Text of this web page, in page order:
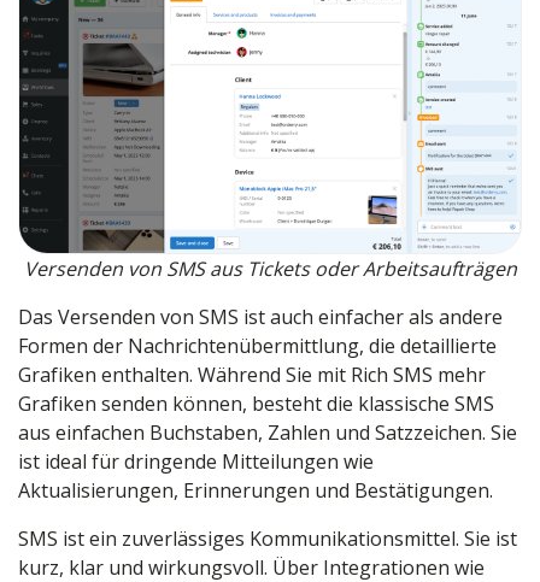
Versenden von SMS aus Tickets oder Arbeitsaufträgen
Das Versenden von SMS ist auch einfacher als andere
Formen der Nachrichtenübermittlung, die detaillierte
Grafiken enthalten. Während Sie mit Rich SMS mehr
Grafiken senden können, besteht die klassische SMS
aus einfachen Buchstaben, Zahlen und Satzzeichen. Sie
ist ideal für dringende Mitteilungen wie
Aktualisierungen, Erinnerungen und Bestätigungen.
SMS ist ein zuverlässiges Kommunikationsmittel. Sie ist
kurz, klar und wirkungsvoll. Über Integrationen wie